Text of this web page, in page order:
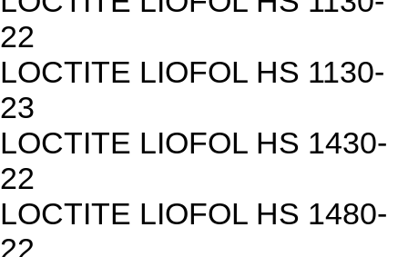
22
LOCTITE LIOFOL HS 1130-
23
LOCTITE LIOFOL HS 1430-
22
LOCTITE LIOFOL HS 1480-
22